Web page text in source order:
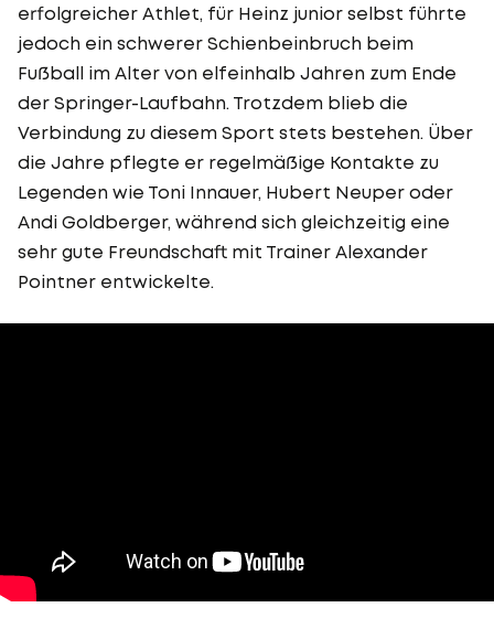
erfolgreicher Athlet, für Heinz junior selbst führte
jedoch ein schwerer Schienbeinbruch beim
Fußball im Alter von elfeinhalb Jahren zum Ende
der Springer-Laufbahn. Trotzdem blieb die
Verbindung zu diesem Sport stets bestehen. Über
die Jahre pflegte er regelmäßige Kontakte zu
Legenden wie Toni Innauer, Hubert Neuper oder
Andi Goldberger, während sich gleichzeitig eine
sehr gute Freundschaft mit Trainer Alexander
Pointner entwickelte.